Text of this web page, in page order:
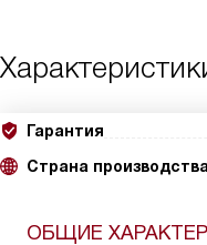
Гарантия
Страна производства
ОБЩИЕ